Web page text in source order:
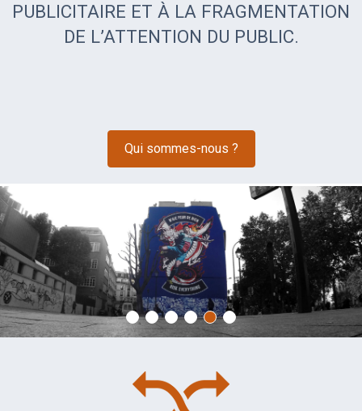
PUBLICITAIRE ET À LA FRAGMENTATION
DE L’ATTENTION DU PUBLIC.
Qui sommes-nous ?